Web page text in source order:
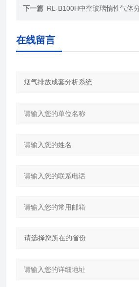
下一篇 RL-B100H中空玻璃惰性气体
在线留言